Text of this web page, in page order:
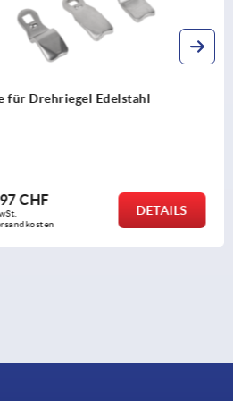
Zunge für Drehriegel Stahl
ab0,48 CHF
zzgl. MwSt.
zzgl. Versandkosten
DETAILS